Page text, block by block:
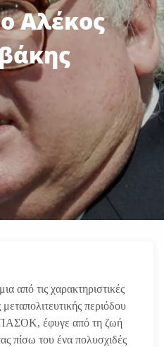
Αλέκος
από τις χαρακτηριστικές
περιόδου
ΠΑΣΟΚ, έφυγε από τη ζωή
πίσω του ένα πολυσχιδές